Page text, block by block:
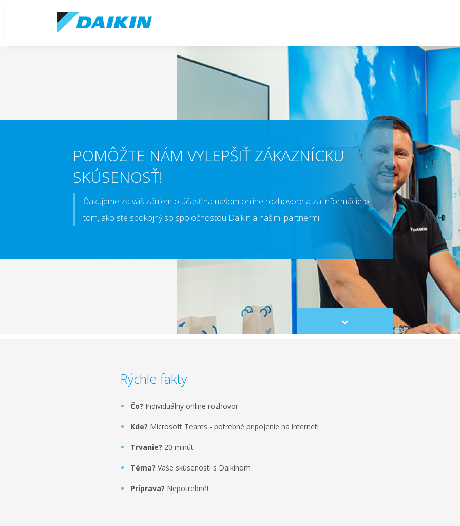
POMÔŽTE NÁM VYLEPŠIŤ ZÁKAZNÍCKU
SKÚSENOSŤ!
Ďakujeme za váš záujem o účasť na našom online rozhovore a za informácie o
tom, ako ste spokojný so spoločnosťou Daikin a našimi partnermi!
Scroll
to
Rýchle fakty
Čo? Individuálny online rozhovor
Kde? Microsoft Teams - potrebné pripojenie na internet!
Trvanie? 20 minút
Téma? Vaše skúsenosti s Daikinom
Príprava? Nepotrebné!